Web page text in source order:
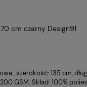
cm czarny Design91
, szerokość: 135 cm,
GSM. Skład: 100%